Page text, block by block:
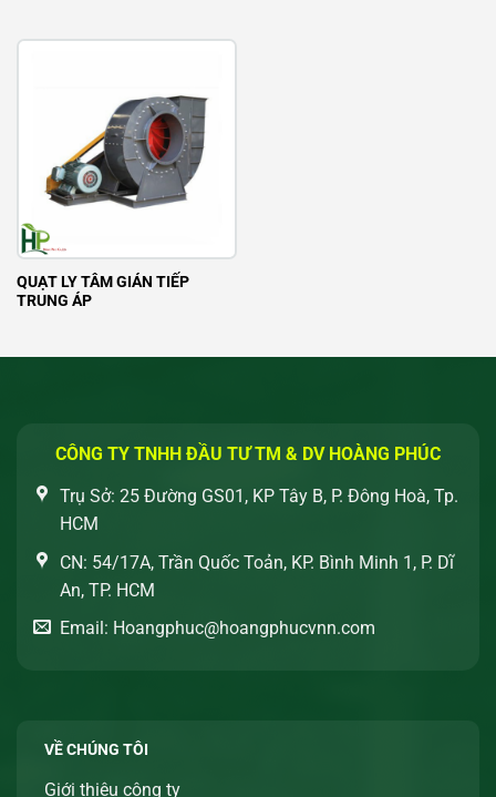
QUẠT LY TÂM GIÁN TIẾP
TRUNG ÁP
CÔNG TY TNHH ĐẦU TƯ TM & DV HOÀNG PHÚC
Trụ Sở: 25 Đường GS01, KP Tây B, P. Đông Hoà, Tp.
HCM
CN: 54/17A, Trần Quốc Toản, KP. Bình Minh 1, P. Dĩ
An, TP. HCM
Email: Hoangphuc@hoangphucvnn.com
VỀ CHÚNG TÔI
Giới thiệu công ty